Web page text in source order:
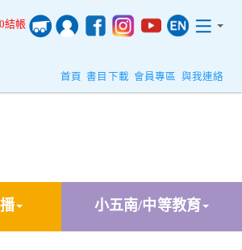
0結帳
首頁 書目下載 會員專區 與我連絡
小五南/中等教育